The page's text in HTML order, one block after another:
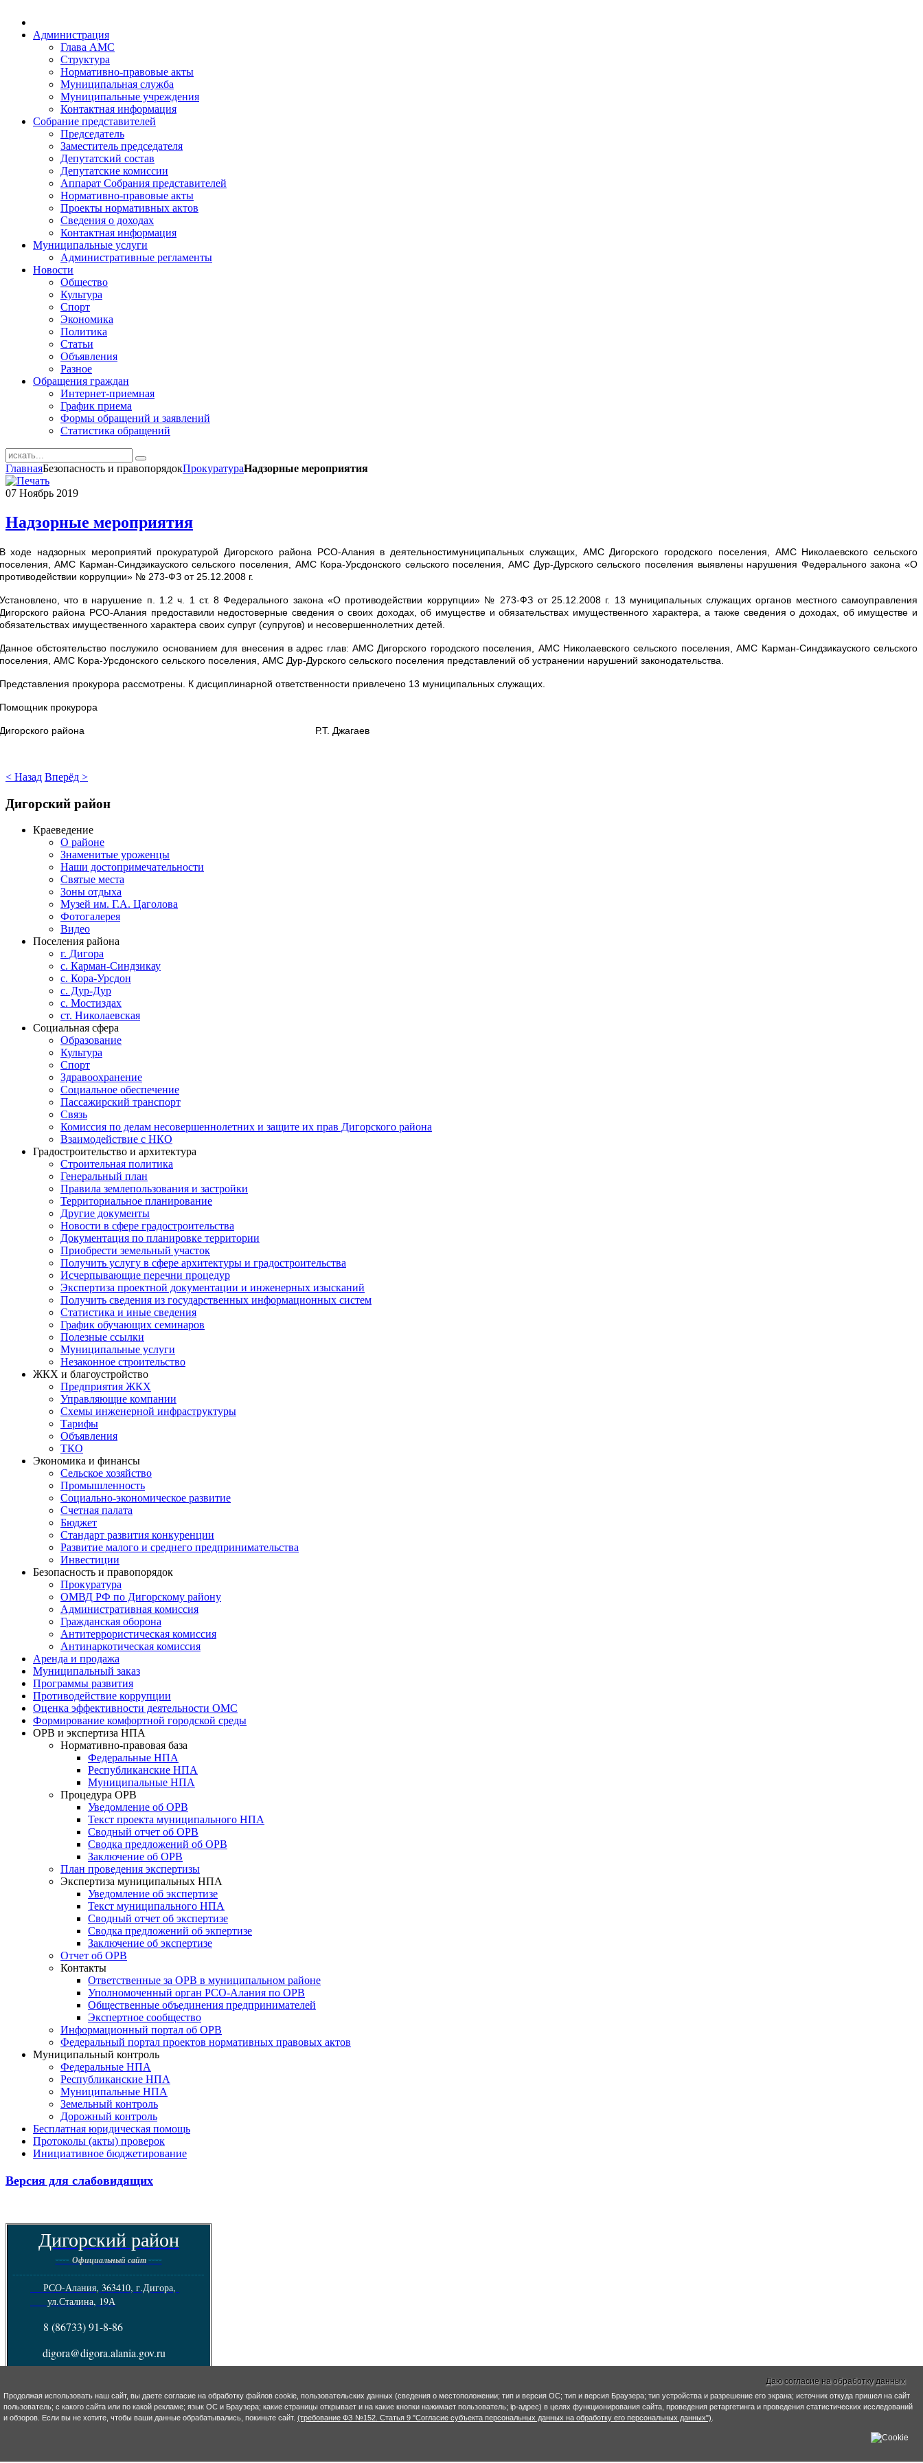
Администрация
Глава АМС
Структура
Нормативно-правовые акты
Муниципальная служба
Муниципальные учреждения
Контактная информация
Собрание представителей
Председатель
Заместитель председателя
Депутатский состав
Депутатские комиссии
Аппарат Собрания представителей
Нормативно-правовые акты
Проекты нормативных актов
Сведения о доходах
Контактная информация
Муниципальные услуги
Административные регламенты
Новости
Общество
Культура
Спорт
Экономика
Политика
Статьи
Объявления
Разное
Обращения граждан
Интернет-приемная
График приема
Формы обращений и заявлений
Статистика обращений
ГлавнаяБезопасность и правопорядокПрокуратураНадзорные мероприятия
07 Ноябрь 2019
Надзорные мероприятия
ходе надзорных мероприятий прокуратурой Дигорского района РСО-Алания в деятельностимуниципальных служащих, АМС Дигорского городского поселения, АМС Николаевского сельского
АМС Карман-Синдзикауского сельского поселения, АМС Кора-Урсдонского сельского поселения, АМС Дур-Дурского сельского поселения выявлены нарушения Федерального закона «О
коррупции» № 273-ФЗ от 25.12.2008 г.
что в нарушение п. 1.2 ч. 1 ст. 8 Федерального закона «О противодействии коррупции» № 273-ФЗ от 25.12.2008 г. 13 муниципальных служащих органов местного самоуправления
района РСО-Алания предоставили недостоверные сведения о своих доходах, об имуществе и обязательствах имущественного характера, а также сведения о доходах, об имуществе и
имущественного характера своих супруг (супругов) и несовершеннолетних детей.
обстоятельство послужило основанием для внесения в адрес глав: АМС Дигорского городского поселения, АМС Николаевского сельского поселения, АМС Карман-Синдзикауского сельского
АМС Кора-Урсдонского сельского поселения, АМС Дур-Дурского сельского поселения представлений об устранении нарушений законодательства.
прокурора рассмотрены. К дисциплинарной ответственности привлечено 13 муниципальных служащих.
прокурора
района Р.Т. Джагаев
< Назад Вперёд >
Дигорский район
Краеведение
О районе
Знаменитые уроженцы
Наши достопримечательности
Святые места
Зоны отдыха
Музей им. Г.А. Цаголова
Фотогалерея
Видео
Поселения района
г. Дигора
с. Карман-Синдзикау
с. Кора-Урсдон
с. Дур-Дур
с. Мостиздах
ст. Николаевская
Социальная сфера
Образование
Культура
Спорт
Здравоохранение
Социальное обеспечение
Пассажирский транспорт
Связь
Комиссия по делам несовершеннолетних и защите их прав Дигорского района
Взаимодействие с НКО
Градостроительство и архитектура
Строительная политика
Генеральный план
Правила землепользования и застройки
Территориальное планирование
Другие документы
Новости в сфере градостроительства
Документация по планировке территории
Приобрести земельный участок
Получить услугу в сфере архитектуры и градостроительства
Исчерпывающие перечни процедур
Экспертиза проектной документации и инженерных изысканий
Получить сведения из государственных информационных систем
Статистика и иные сведения
График обучающих семинаров
Полезные ссылки
Муниципальные услуги
Незаконное строительство
ЖКХ и благоустройство
Предприятия ЖКХ
Управляющие компании
Схемы инженерной инфраструктуры
Тарифы
Объявления
ТКО
Экономика и финансы
Сельское хозяйство
Промышленность
Социально-экономическое развитие
Счетная палата
Бюджет
Стандарт развития конкуренции
Развитие малого и среднего предпринимательства
Инвестиции
Безопасность и правопорядок
Прокуратура
ОМВД РФ по Дигорскому району
Административная комиссия
Гражданская оборона
Антитеррористическая комиссия
Антинаркотическая комиссия
Аренда и продажа
Муниципальный заказ
Программы развития
Противодействие коррупции
Оценка эффективности деятельности ОМС
Формирование комфортной городской среды
ОРВ и экспертиза НПА
Нормативно-правовая база
Федеральные НПА
Республиканские НПА
Муниципальные НПА
Процедура ОРВ
Уведомление об ОРВ
Текст проекта муниципального НПА
Сводный отчет об ОРВ
Сводка предложений об ОРВ
Заключение об ОРВ
План проведения экспертизы
Экспертиза муниципальных НПА
Уведомление об экспертизе
Текст муниципального НПА
Сводный отчет об экспертизе
Сводка предложений об экпертизе
Заключение об экспертизе
Отчет об ОРВ
Контакты
Ответственные за ОРВ в муниципальном районе
Уполномоченный орган РСО-Алания по ОРВ
Общественные объединения предпринимателей
Экспертное сообщество
Информационный портал об ОРВ
Федеральный портал проектов нормативных правовых актов
Муниципальный контроль
Федеральные НПА
Республиканские НПА
Муниципальные НПА
Земельный контроль
Дорожный контроль
Бесплатная юридическая помощь
Протоколы (акты) проверок
Инициативное бюджетирование
Версия для слабовидящих
Дигорский район
---- Официальный сайт----
--------------------------------------------------------
РСО-Алания, 363410, г.Дигора,
ул.Сталина, 19А
8 (86733) 91-8-86
digora@digora.alania.gov.ru
граждан: 8(86733)90-7-13
Пресс - служба :8(86733) 92-4-93
Даю согласие на обработку данных
Продолжая использовать наш сайт, вы даете согласие на обработку файлов cookie, пользовательских данных (сведения о местоположении; тип и версия ОС; тип и версия Браузера; тип устройства и разрешение его экрана; источник откуда пришел на сайт
пользователь; с какого сайта или по какой рекламе; язык ОС и Браузера; какие страницы открывает и на какие кнопки нажимает пользователь; ip-адрес) в целях функционирования сайта, проведения ретаргетинга и проведения статистических исследований
и обзоров. Если вы не хотите, чтобы ваши данные обрабатывались, покиньте сайт. (требование ФЗ №152. Статья 9 "Согласие субъекта персональных данных на обработку его персональных данных")